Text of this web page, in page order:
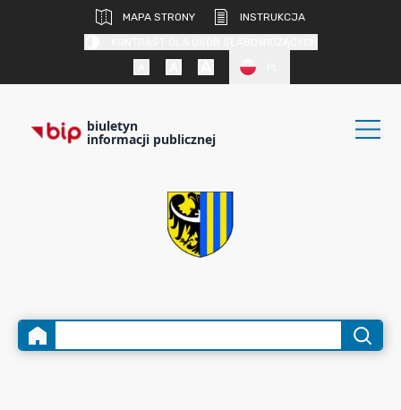
MAPA STRONY
INSTRUKCJA
biuletyn
informacji publicznej